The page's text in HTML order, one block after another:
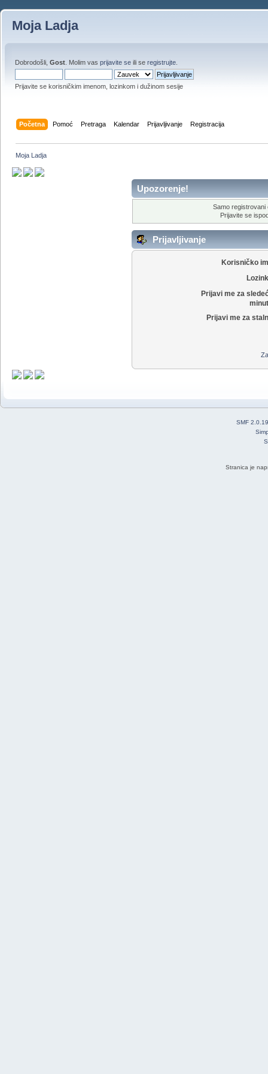
Moja Ladja
Dobrodošli, Gost . Molim vas prijavite se ili se registrujte
Prijavite se korisničkim imenom, lozinkom i dužinom sesije
Početna Pomoć Pretraga Kalendar Prijavljivanje Registracija
Moja Ladja
Upozorenje!
Samo registrovani
Prijavite se
Prijavljivanje
Korisničko
Prijavi me za
Prijavi me za
SMF 2.0.19
Stranica je